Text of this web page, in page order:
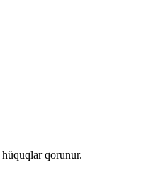
qorunur.